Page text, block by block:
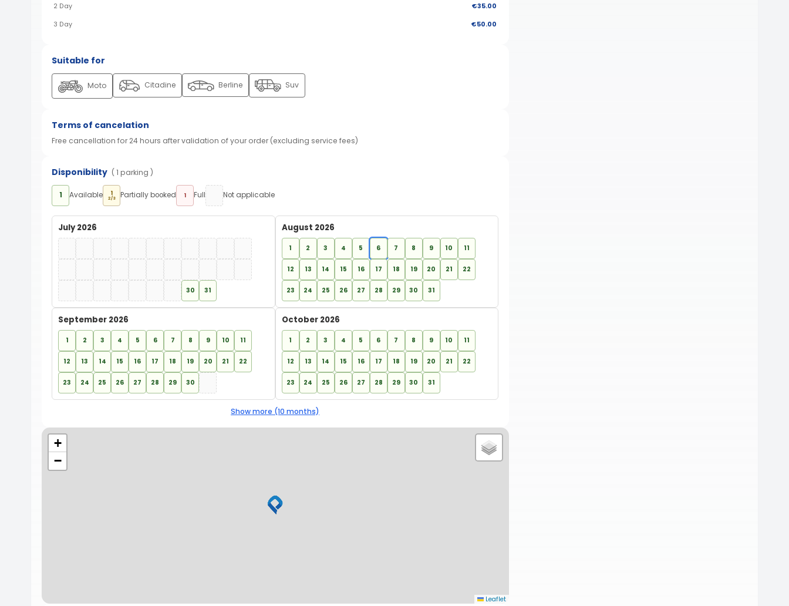
2 Day €35.00
3 Day €50.00
Suitable for
Moto Citadine Berline Suv
Terms of cancelation
Free cancellation for 24 hours after validation of your order (excluding service fees)
Disponibility ( 1 parking )
1 Available 1
2/3 Partially booked 1 Full Not applicable
July 2026
30 31
August 2026
1 2 3 4 5 6 7 8 9 10 11
12 13 14 15 16 17 18 19 20 21 22
23 24 25 26 27 28 29 30 31
September 2026
1 2 3 4 5 6 7 8 9 10 11
12 13 14 15 16 17 18 19 20 21 22
23 24 25 26 27 28 29 30
October 2026
1 2 3 4 5 6 7 8 9 10 11
12 13 14 15 16 17 18 19 20 21 22
23 24 25 26 27 28 29 30 31
Show more (10 months)
+
−
Leaflet